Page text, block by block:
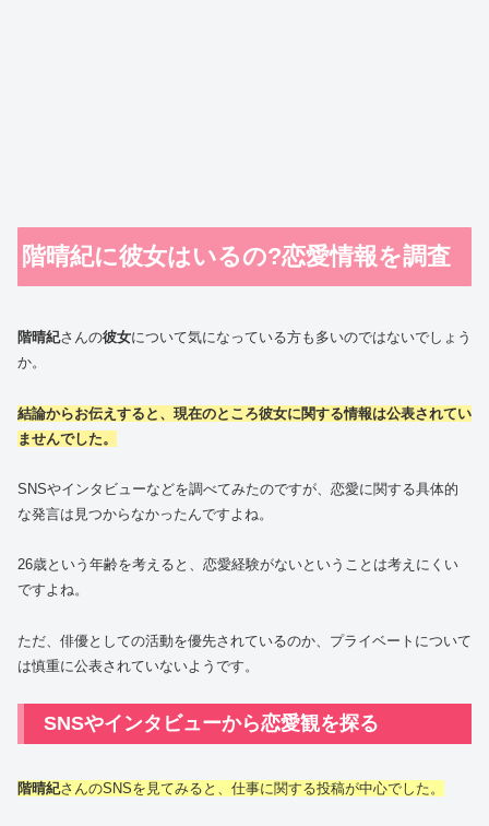
階晴紀に彼女はいるの?恋愛情報を調査
階晴紀さんの彼女について気になっている方も多いのではないでしょう
か。
結論からお伝えすると、現在のところ彼女に関する情報は公表されてい
ませんでした。
SNSやインタビューなどを調べてみたのですが、恋愛に関する具体的
な発言は見つからなかったんですよね。
26歳という年齢を考えると、恋愛経験がないということは考えにくい
ですよね。
ただ、俳優としての活動を優先されているのか、プライベートについて
は慎重に公表されていないようです。
SNSやインタビューから恋愛観を探る
階晴紀さんのSNSを見てみると、仕事に関する投稿が中心でした。